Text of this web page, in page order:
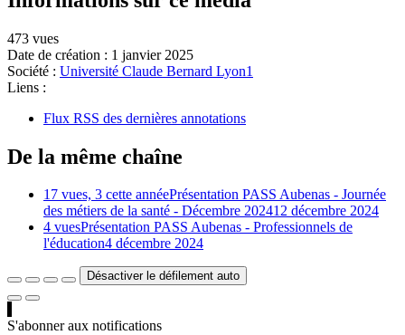
473 vues
Date de création : 1 janvier 2025
Société : Université Claude Bernard Lyon1
Liens :
Flux RSS des dernières annotations
De la même chaîne
17 vues, 3 cette annéePrésentation PASS Aubenas - Journée
des métiers de la santé - Décembre 202412 décembre 2024
4 vuesPrésentation PASS Aubenas - Professionnels de
l'éducation4 décembre 2024
Désactiver le défilement auto
S'abonner aux notifications